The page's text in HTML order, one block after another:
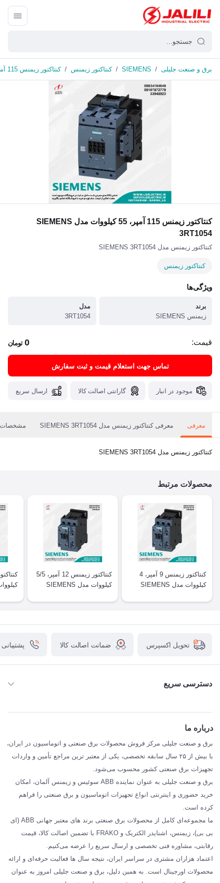
برق و صنعت جلیلی /
SIEMENS
/ کنتاکتور زیمنس / کنتاکتور زیمنس 115 آمپر، 55 کیلووات مدل SIEMENS 3RT1054
کنتاکتور زیمنس 115 آمپر، 55 کیلووات مدل SIEMENS
3RT1054
کنتاکتور زیمنس مدل SIEMENS 3RT1054
کنتاکتور زیمنس
ویژگی‌ها
برند
زیمنس SIEMENS
مدل
3RT1054
قیمت: 0 تومان
تماس جهت استعلام قیمت و ثبت سفارش
موجود در انبار گارانتی اصالت کالا ارسال سریع
معرفی معرفی کنتاکتور زیمنس مدل SIEMENS 3RT1054 مشخصات
کنتاکتور زیمنس مدل SIEMENS 3RT1054
محصولات مرتبط
کنتاکتور زیمنس 9 آمپر، 4
کیلووات مدل SIEMENS
کنتاکتور زیمنس 12 آمپر، 5/5
کیلووات مدل SIEMENS
تحویل اکسپرس ضمانت اصالت کالا
دسترسی سریع
SCHNEIDER
فراکو FRAKO
مقالات تخصصی برق صنعتی
درباره ما
برق و صنعت جلیلی مرکز فروش محصولات برق صنعتی و اتوماسیون در ایران،
با بیش از ۲۵ سال سابقه تخصصی، یکی از معتبر ترین مراجع تأمین و واردات
تجهیزات برق صنعتی کشور محسوب می‌شود.
برق و صنعت جلیلی به عنوان نماینده ABB سوئیس و زیمنس آلمان، امکان
خرید حضوری و اینترنتی انواع تجهیزات اتوماسیون و برق صنعتی را فراهم
کرده است.
ما مجموعه‌ای کامل از محصولات برق صنعتی برند های معتبر جهانی ABB (ای
بی بی)، زیمنس، اشنایدر الکتریک و FRAKO با تضمین اصالت کالا، قیمت
رقابتی، مشاوره فنی تخصصی و ارسال سریع را عرضه می‌کنیم.
اعتماد هزاران مشتری در سراسر ایران، نتیجه سال ها فعالیت حرفه‌ای و ارائه
محصولات اورجینال است. به همین دلیل، برق و صنعت جلیلی امروز به عنوان